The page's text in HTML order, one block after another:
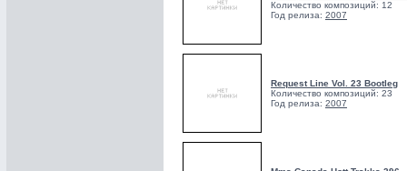
Количество композиций: 12
Год релиза: 2007
Request Line Vol. 23 Bootleg
Количество композиций: 23
Год релиза: 2007